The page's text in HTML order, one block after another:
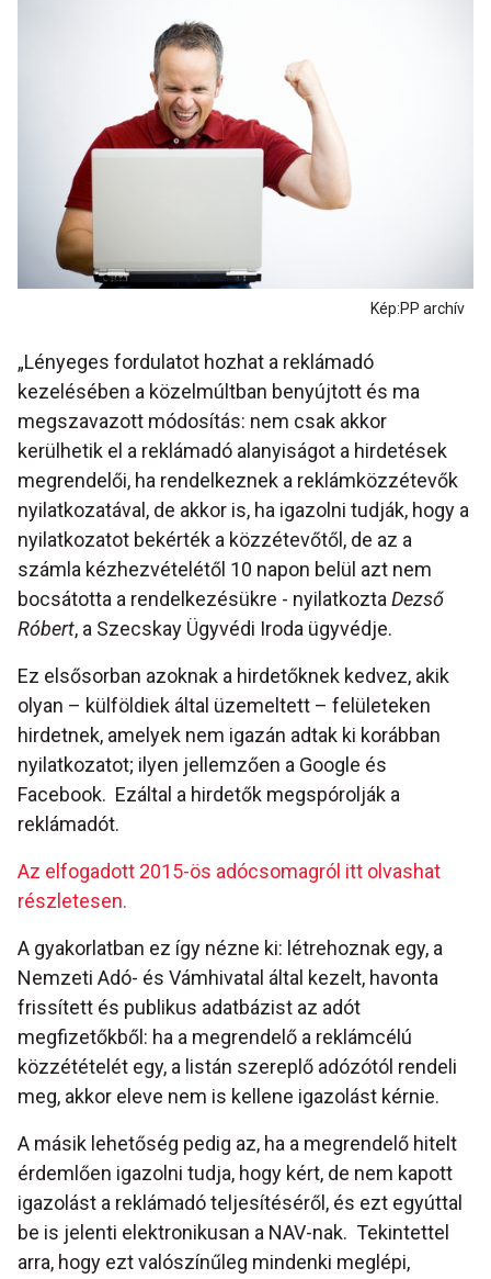
Kép:PP archív
„Lényeges fordulatot hozhat a reklámadó
kezelésében a közelmúltban benyújtott és ma
megszavazott módosítás: nem csak akkor
kerülhetik el a reklámadó alanyiságot a hirdetések
megrendelői, ha rendelkeznek a reklámközzétevők
nyilatkozatával, de akkor is, ha igazolni tudják, hogy a
nyilatkozatot bekérték a közzétevőtől, de az a
számla kézhezvételétől 10 napon belül azt nem
bocsátotta a rendelkezésükre - nyilatkoztaDezső
Róbert, a Szecskay Ügyvédi Iroda ügyvédje.
Ez elsősorban azoknak a hirdetőknek kedvez, akik
olyan – külföldiek által üzemeltett – felületeken
hirdetnek, amelyek nem igazán adtak ki korábban
nyilatkozatot; ilyen jellemzően a Google és
Facebook. Ezáltal a hirdetők megspórolják a
reklámadót.
Az elfogadott 2015-ös adócsomagról itt olvashat
részletesen.
A gyakorlatban ez így nézne ki: létrehoznak egy, a
Nemzeti Adó- és Vámhivatal által kezelt, havonta
frissített és publikus adatbázist az adót
megfizetőkből: ha a megrendelő a reklámcélú
közzétételét egy, a listán szereplő adózótól rendeli
meg, akkor eleve nem is kellene igazolást kérnie.
A másik lehetőség pedig az, ha a megrendelő hitelt
érdemlően igazolni tudja, hogy kért, de nem kapott
igazolást a reklámadó teljesítéséről, és ezt egyúttal
be is jelenti elektronikusan a NAV-nak. Tekintettel
arra, hogy ezt valószínűleg mindenki meglépi,